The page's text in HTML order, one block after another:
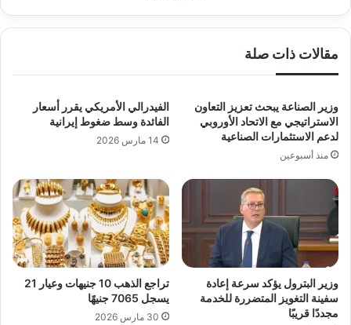
مقالات ذات صلة
وزير الصناعة يبحث تعزيز التعاون
الاستراتيجي مع الاتحاد الأوروبي
لدعم الاستثمارات الصناعية
منذ أسبوعين
الفيدرالي الأمريكي يقرر أسعار
الفائدة وسط ضغوط إيرانية
14 مارس 2026
وزير البترول يؤكد سرعة إعادة
سفينة التغويز المتضررة للخدمة
مجددًا قريبًا
تراجع الذهب 10 جنيهات وعيار 21
يسجل 7065 جنيهًا
30 مارس 2026